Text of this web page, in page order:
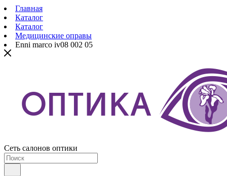
Главная
Каталог
Каталог
Медицинские оправы
Enni marco iv08 002 05
Сеть салонов оптики